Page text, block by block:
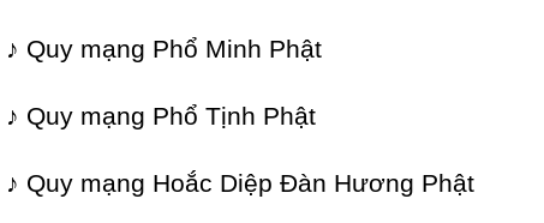
♪ Quy mạng Phổ Minh Phật
♪ Quy mạng Phổ Tịnh Phật
♪ Quy mạng Hoắc Diệp Đàn Hương Phật